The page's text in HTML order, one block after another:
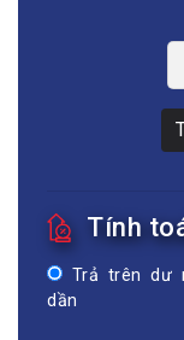
Tính
Trả trên dư
dần